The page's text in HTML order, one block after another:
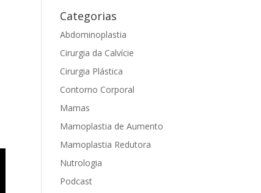
Categorias
Abdominoplastia
Cirurgia da Calvície
Cirurgia Plástica
Contorno Corporal
Mamas
Mamoplastia de Aumento
Mamoplastia Redutora
Nutrologia
Podcast